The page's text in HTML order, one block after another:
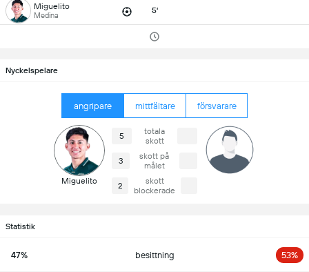
Miguelito
Medina 5'
Nyckelspelare
angripare mittfältare försvarare
Miguelito
5
totala
skott
3
skott på
målet
2
skott
blockerade
Statistik
47% besittning 53%